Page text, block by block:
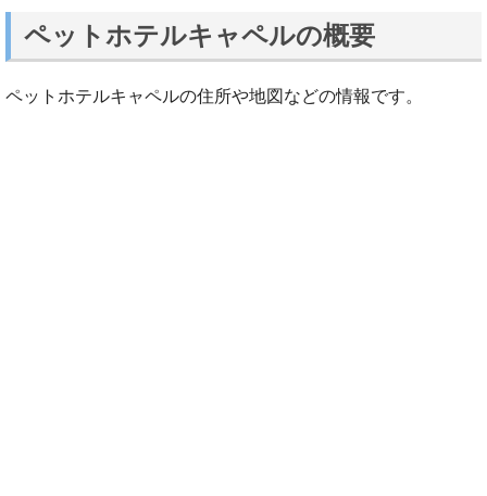
ペットホテルキャペルの概要
ペットホテルキャペルの住所や地図などの情報です。